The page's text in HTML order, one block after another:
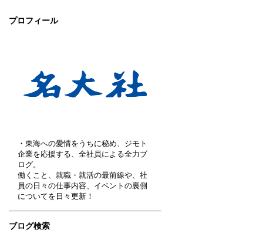
プロフィール
・東海への愛情をうちに秘め、ジモト
企業を応援する、全社員による全力ブ
ログ。
働くこと、就職・就活の最前線や、社
員の日々の仕事内容、イベントの裏側
についてを日々更新！
ブログ検索